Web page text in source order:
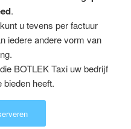
.
u tevens per factuur
iedere andere vorm van
BOTLEK Taxi uw bedrijf
bieden heeft.